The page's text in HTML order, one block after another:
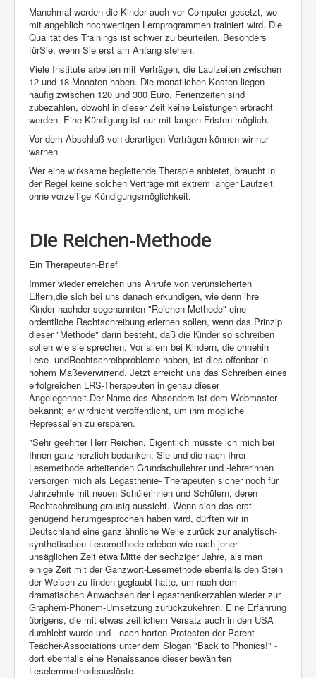
Manchmal werden die Kinder auch vor Computer gesetzt, wo
mit angeblich hochwertigen Lernprogrammen trainiert wird. Die
Qualität des Trainings ist schwer zu beurteilen. Besonders
fürSie, wenn Sie erst am Anfang stehen.
Viele Institute arbeiten mit Verträgen, die Laufzeiten zwischen
12 und 18 Monaten haben. Die monatlichen Kosten liegen
häufig zwischen 120 und 300 Euro. Ferienzeiten sind
zubezahlen, obwohl in dieser Zeit keine Leistungen erbracht
werden. Eine Kündigung ist nur mit langen Fristen möglich.
Vor dem Abschluß von derartigen Verträgen können wir nur
warnen.
Wer eine wirksame begleitende Therapie anbietet, braucht in
der Regel keine solchen Verträge mit extrem langer Laufzeit
ohne vorzeitige Kündigungsmöglichkeit.
Die Reichen-Methode
Ein Therapeuten-Brief
Immer wieder erreichen uns Anrufe von verunsicherten
Eltern,die sich bei uns danach erkundigen, wie denn ihre
Kinder nachder sogenannten "Reichen-Methode" eine
ordentliche Rechtschreibung erlernen sollen, wenn das Prinzip
dieser "Methode" darin besteht, daß die Kinder so schreiben
sollen wie sie sprechen. Vor allem bei Kindern, die ohnehin
Lese- undRechtschreibprobleme haben, ist dies offenbar in
hohem Maßeverwirrend. Jetzt erreicht uns das Schreiben eines
erfolgreichen LRS-Therapeuten in genau dieser
Angelegenheit.Der Name des Absenders ist dem Webmaster
bekannt; er wirdnicht veröffentlicht, um ihm mögliche
Repressalien zu ersparen.
"Sehr geehrter Herr Reichen, Eigentlich müsste ich mich bei
Ihnen ganz herzlich bedanken: Sie und die nach Ihrer
Lesemethode arbeitenden Grundschullehrer und -lehrerinnen
versorgen mich als Legasthenie- Therapeuten sicher noch für
Jahrzehnte mit neuen Schülerinnen und Schülern, deren
Rechtschreibung grausig aussieht. Wenn sich das erst
genügend herumgesprochen haben wird, dürften wir in
Deutschland eine ganz ähnliche Welle zurück zur analytisch-
synthetischen Lesemethode erleben wie nach jener
unsäglichen Zeit etwa Mitte der sechziger Jahre, als man
einige Zeit mit der Ganzwort-Lesemethode ebenfalls den Stein
der Weisen zu finden geglaubt hatte, um nach dem
dramatischen Anwachsen der Legasthenikerzahlen wieder zur
Graphem-Phonem-Umsetzung zurückzukehren. Eine Erfahrung
übrigens, die mit etwas zeitlichem Versatz auch in den USA
durchlebt wurde und - nach harten Protesten der Parent-
Teacher-Associations unter dem Slogan "Back to Phonics!" -
dort ebenfalls eine Renaissance dieser bewährten
Leselernmethodeauslöste.